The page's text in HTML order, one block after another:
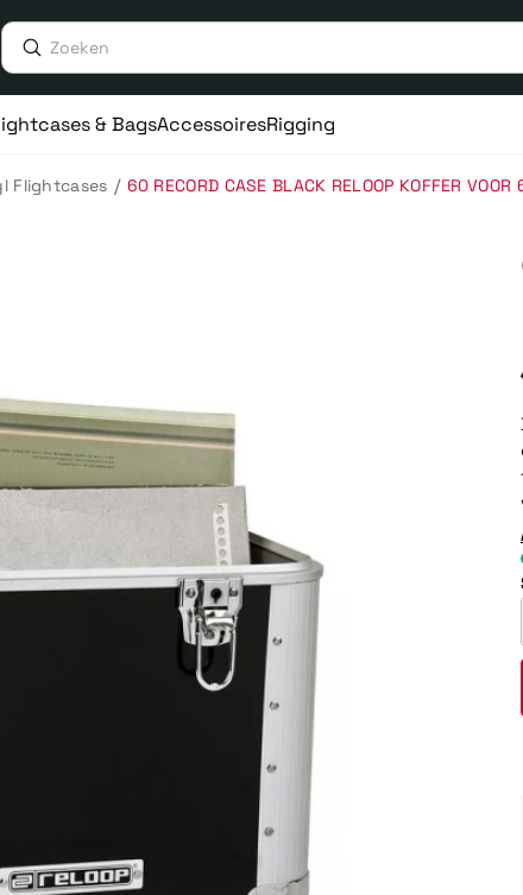
& BagsAccessoiresRigging
Flightcases / 60 RECORD CASE BLACK RELOOP KOFFER VOOR